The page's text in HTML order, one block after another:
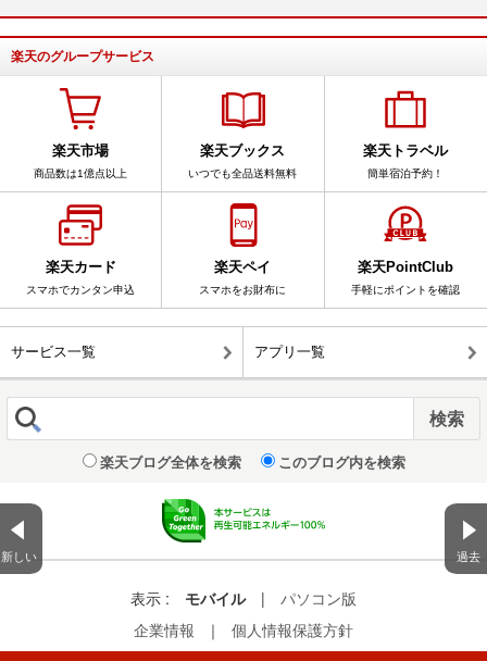
新しい 過去
楽天のグループサービス
楽天市場
商品数は1億点以上
楽天ブックス
いつでも全品送料無料
楽天トラベル
簡単宿泊予約！
楽天カード
スマホでカンタン申込
楽天ペイ
スマホをお財布に
楽天PointClub
手軽にポイントを確認
サービス一覧 アプリ一覧
楽天ブログ全体を検索 このブログ内を検索
表示 : モバイル |
パソコン版
企業情報
｜ 個人情報保護方針